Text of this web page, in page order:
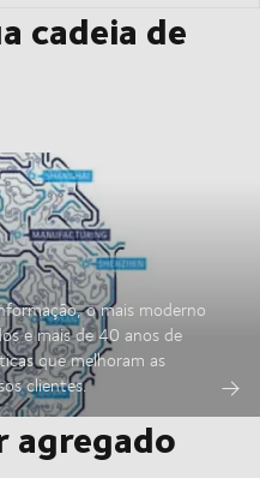
cadeia de
o mais moderno
e mais de 40 anos de
que melhoram as
clientes.
agregado